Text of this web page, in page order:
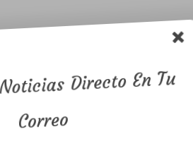
en
Directo En Tu
Correo